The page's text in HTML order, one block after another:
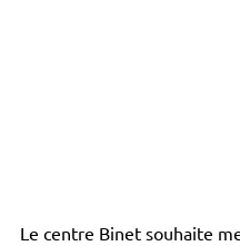
Le centre Binet souhaite